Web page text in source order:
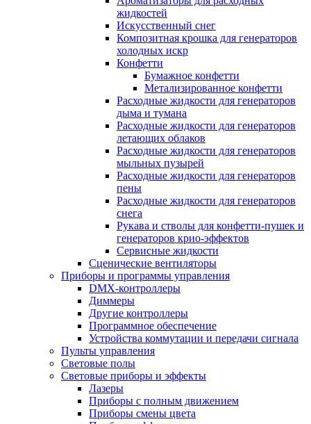
жидкостей
Искусственный снег
Композитная крошка для генераторов
холодных искр
Конфетти
Бумажное конфетти
Метализированное конфетти
Расходные жидкости для генераторов
дыма и тумана
Расходные жидкости для генераторов
летающих облаков
Расходные жидкости для генераторов
мыльных пузырей
Расходные жидкости для генераторов
пены
Расходные жидкости для генераторов
снега
Рукава и стволы для конфетти-пушек и
генераторов крио-эффектов
Сервисные жидкости
Сценические вентиляторы
Приборы и программы управления
DMX-контроллеры
Диммеры
Другие контроллеры
Программное обеспечение
Устройства коммутации и передачи сигнала
Пульты управления
Световые полы
Световые приборы и эффекты
Лазеры
Приборы с полным движением
Приборы смены цвета